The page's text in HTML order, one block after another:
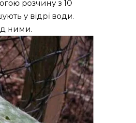
розчину з 10
у відрі води.
ними.